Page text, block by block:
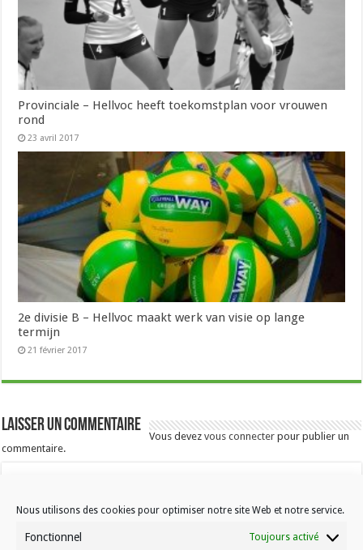
Nous utilisons des cookies pour optimiser notre site Web et notre service.
Fonctionnel Toujours activé
Provinciale – Hellvoc heeft toekomstplan voor vrouwen
rond
23 avril 2017
2e divisie B – Hellvoc maakt werk van visie op lange
termijn
21 février 2017
Laisser un commentaire
Vous devezvous connecter pour publier un
commentaire.